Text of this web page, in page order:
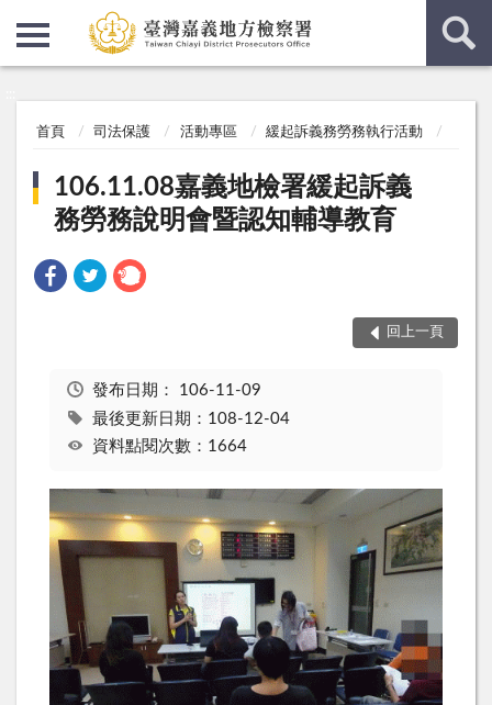
首頁 司法保護 活動專區 緩起訴義務勞務執行活動
106.11.08嘉義地檢署緩起訴義
務勞務說明會暨認知輔導教育
回上一頁
發布日期： 106-11-09
最後更新日期：108-12-04
資料點閱次數：1664